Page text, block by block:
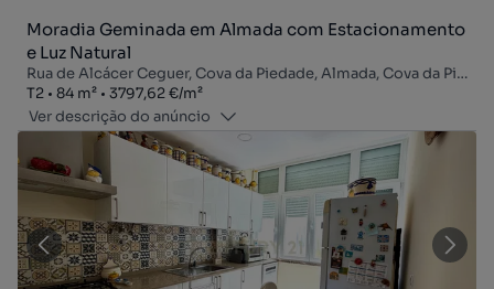
Moradia Geminada em Almada com Estacionamento
e Luz Natural
Rua de Alcácer Ceguer, Cova da Piedade, Almada, Cova da Piedade, Pragal e Cacilhas, Almada, Setúbal
Tipologia
T2
Zona84 m²
Preço por metro quadrado
3797,62 €/m²
Ver descrição do anúncio